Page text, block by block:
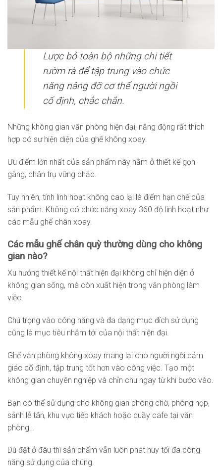
Lược bỏ toàn bộ những chi tiết
rườm rà để tập trung vào chức
năng nâng đỡ cơ thể người ngồi
cố định, chắc chắn.
Những không gian văn phòng hiện đại, năng động rất thích
hợp có sự hiện diện của ghế không xoay.
Ưu điểm lớn nhất của sản phẩm này nằm ở thiết kế gọn
gàng, chân trụ vững chắc.
Tuy nhiên, tính linh hoạt không cao lại là điểm hạn chế của
sản phẩm. Không có chức năng xoay 360 độ linh hoạt như
các mẫu ghế chân xoay.
Các mẫu ghế chân quỳ thường dùng cho không
gian nào?
Xu hướng thiết kế nội thất hiện đại không chỉ hiện diện ở
không gian sống, mà còn xuất hiện trong văn phòng làm
việc.
Chú trọng vào công năng và đa dạng mục đích sử dụng
cũng là mục tiêu nhắm tới của nội thất hiện đại.
Ghế văn phòng không xoay mang lại cho người ngồi cảm
giác cố định, tập trung tốt hơn vào công việc. Tạo một
không gian chuyên nghiệp và chỉn chu ngay từ khi bước vào.
Bạn có thể sử dụng cho không gian phòng chờ, phòng họp,
sảnh lễ tân, khu vực tiếp khách hoặc quầy cafe tại văn
phòng…
Dù đặt ở đâu thì sản phẩm vẫn luôn phát huy tối đa công
năng sử dụng của chúng.